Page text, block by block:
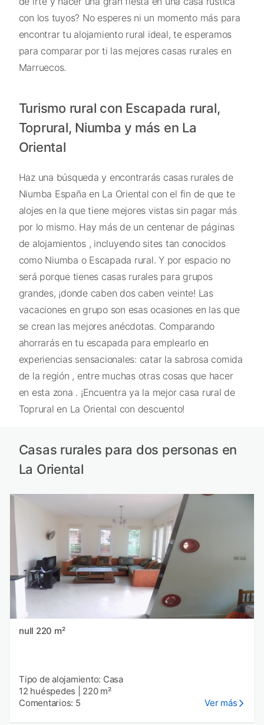
con los tuyos? No esperes ni un momento más para
encontrar tu alojamiento rural ideal, te esperamos
para comparar por ti las mejores casas rurales en
Marruecos.
Turismo rural con Escapada rural,
Toprural, Niumba y más en La
Oriental
Haz una búsqueda y encontrarás casas rurales de
Niumba España en La Oriental con el fin de que te
alojes en la que tiene mejores vistas sin pagar más
por lo mismo. Hay más de un centenar de páginas
de alojamientos , incluyendo sites tan conocidos
como Niumba o Escapada rural. Y por espacio no
será porque tienes casas rurales para grupos
grandes, ¡donde caben dos caben veinte! Las
vacaciones en grupo son esas ocasiones en las que
se crean las mejores anécdotas. Comparando
ahorrarás en tu escapada para emplearlo en
experiencias sensacionales: catar la sabrosa comida
de la región , entre muchas otras cosas que hacer
en esta zona . ¡Encuentra ya la mejor casa rural de
Toprural en La Oriental con descuento!
Casas rurales para dos personas en
La Oriental
null 220 m²
Tipo de alojamiento: Casa
12 huéspedes
220 m²
Comentarios: 5
Ver más